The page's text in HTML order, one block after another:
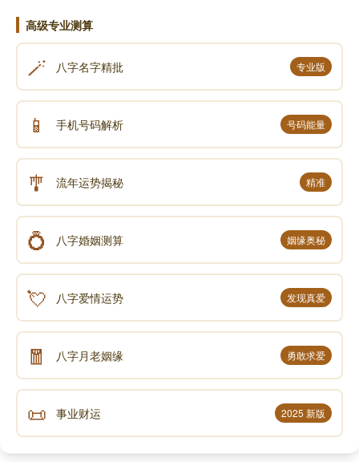
高级专业测算
🪄 八字名字精批 专业版
📱 手机号码解析 号码能量
🎐 流年运势揭秘 精准
💍 八字婚姻测算 姻缘奥秘
💘 八字爱情运势 发现真爱
🧧 八字月老姻缘 勇敢求爱
📜 事业财运 2025 新版